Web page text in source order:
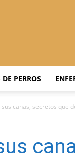
PERROS
sus canas, secretos que